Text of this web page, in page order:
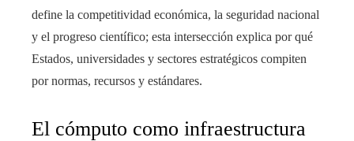
define la competitividad económica, la seguridad nacional
y el progreso científico; esta intersección explica por qué
Estados, universidades y sectores estratégicos compiten
por normas, recursos y estándares.
El cómputo como infraestructura